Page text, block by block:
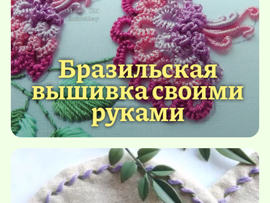
Бразильская
вышивка своими
руками